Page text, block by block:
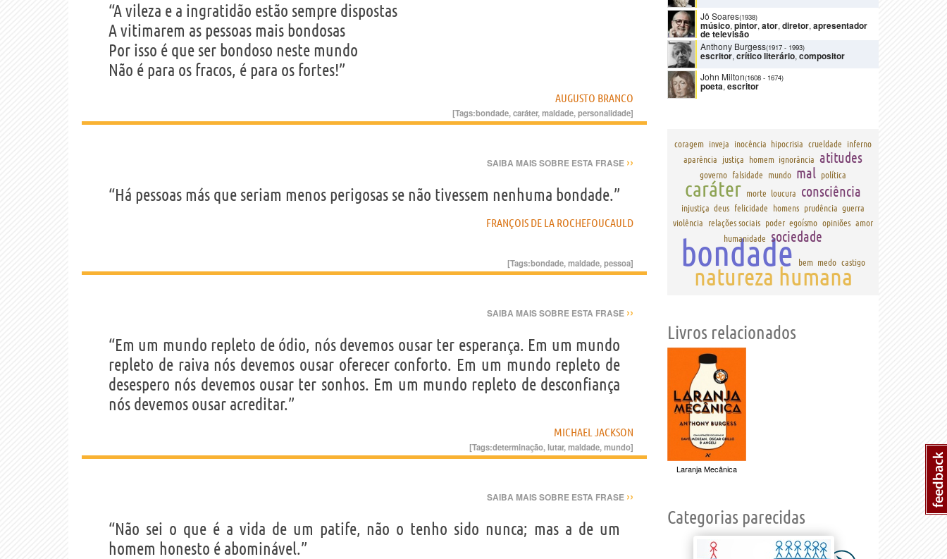
“A vileza e a ingratidão estão sempre dispostas
A vitimarem as pessoas mais bondosas
Por isso é que ser bondoso neste mundo
Não é para os fracos, é para os fortes!”
AUGUSTO BRANCO
[Tags:bondade,caráter,maldade,personalidade]
SAIBA MAIS SOBRE ESTA FRASE ››
“Há pessoas más que seriam menos perigosas se não tivessem nenhuma bondade.”
FRANÇOIS DE LA ROCHEFOUCAULD
[Tags:bondade,maldade,pessoa]
SAIBA MAIS SOBRE ESTA FRASE ››
“Em um mundo repleto de ódio, nós devemos ousar ter esperança. Em um mundo
repleto de raiva nós devemos ousar oferecer conforto. Em um mundo repleto de
desespero nós devemos ousar ter sonhos. Em um mundo repleto de desconfiança
nós devemos ousar acreditar.”
MICHAEL JACKSON
[Tags:determinação,lutar,maldade,mundo]
SAIBA MAIS SOBRE ESTA FRASE ››
“Não sei o que é a vida de um patife, não o tenho sido nunca; mas a de um
homem honesto é abominável.”
Jô Soares(1938)
músico, pintor, ator, diretor, apresentador
de televisão
Anthony Burgess(1917 - 1993)
escritor, crítico literário, compositor
John Milton(1608 - 1674)
poeta, escritor
coragem inveja inocência hipocrisia crueldade
inferno
aparência
justiça homem ignorância atitudes
governo falsidade mundo mal política
caráter morte loucura consciência
injustiça deus felicidade homens prudência guerra
violência
relações sociais poder egoísmo opiniões amor
humanidade
sociedade
bondade bem medo castigo
natureza humana
Livros relacionados
Laranja Mecânica
Categorias parecidas